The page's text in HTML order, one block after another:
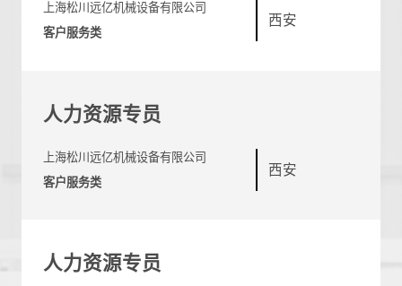
上海松川远亿机械设备有限公司
客户服务类
西安
人力资源专员
上海松川远亿机械设备有限公司
客户服务类
西安
人力资源专员